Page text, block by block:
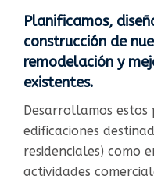
Planificamos,
construcción de
remodelación y
existentes.​
Desarrollamos
edificaciones
residenciales) como
actividades